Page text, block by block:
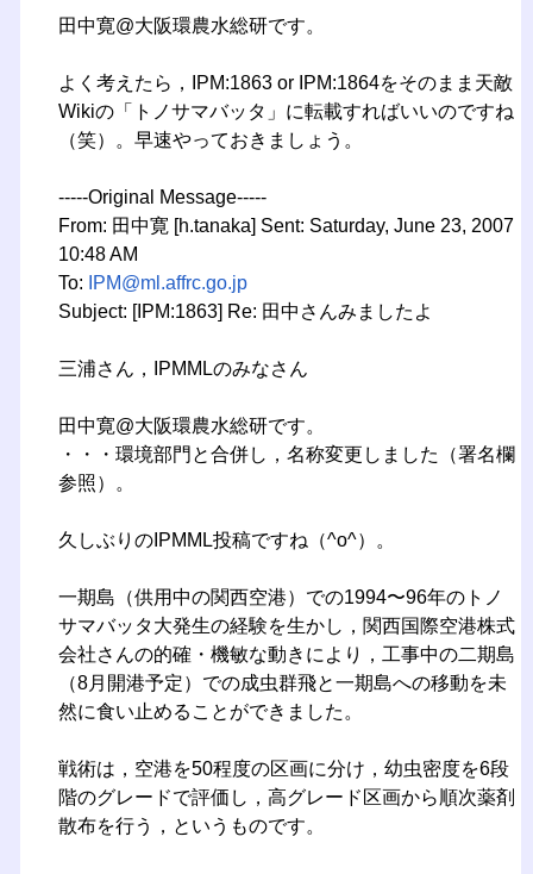
田中寛@大阪環農水総研です。
よく考えたら，IPM:1863 or IPM:1864をそのまま天敵
Wikiの「トノサマバッタ」に転載すればいいのですね
（笑）。早速やっておきましょう。
-----Original Message-----
From: 田中寛 [h.tanaka] Sent: Saturday, June 23, 2007
10:48 AM
To:
IPM@ml.affrc.go.jp
Subject: [IPM:1863] Re: 田中さんみましたよ
三浦さん，IPMMLのみなさん
田中寛@大阪環農水総研です。
・・・環境部門と合併し，名称変更しました（署名欄
参照）。
久しぶりのIPMML投稿ですね（^o^）。
一期島（供用中の関西空港）での1994〜96年のトノ
サマバッタ大発生の経験を生かし，関西国際空港株式
会社さんの的確・機敏な動きにより，工事中の二期島
（8月開港予定）での成虫群飛と一期島への移動を未
然に食い止めることができました。
戦術は，空港を50程度の区画に分け，幼虫密度を6段
階のグレードで評価し，高グレード区画から順次薬剤
散布を行う，というものです。